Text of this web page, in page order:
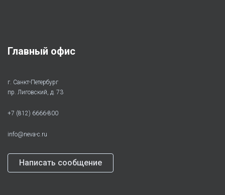
Главный офис
г. Санкт-Петербург
пр. Лиговский, д. 73
+7 (812) 6666-800
info@neva-c.ru
Написать сообщение